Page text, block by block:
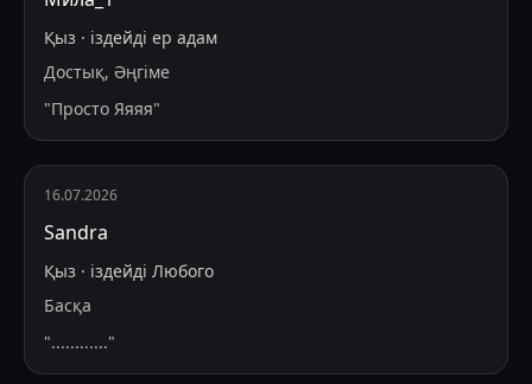
Қыз · іздейді ер адам
Достық, Әңгіме
"Просто Яяяя"
16.07.2026
Sandra
Қыз · іздейді Любого
Басқа
"............"